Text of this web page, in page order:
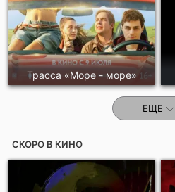
Трасса «Море - море»
ЕЩЕ
СКОРО В КИНО